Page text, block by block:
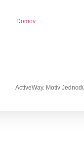
Domov
ActiveWay. Motív